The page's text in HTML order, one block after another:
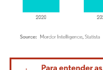
Imagem © Mordor